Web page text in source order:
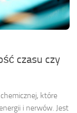
czasu czy
które
i nerwów. Jest